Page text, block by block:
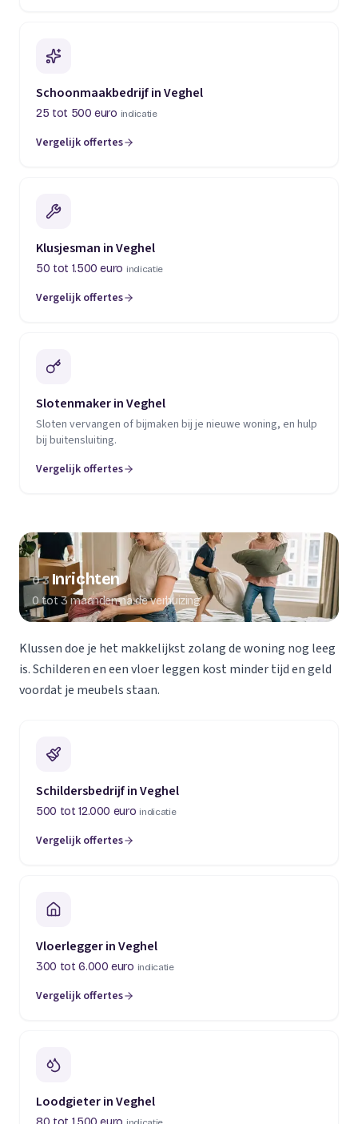
Schoonmaakbedrijf in Veghel
25 tot 500 euro indicatie
Vergelijk offertes
Klusjesman in Veghel
50 tot 1.500 euro indicatie
Vergelijk offertes
Slotenmaker in Veghel
Sloten vervangen of bijmaken bij je nieuwe woning, en hulp
bij buitensluiting.
Vergelijk offertes
03 Inrichten
0 tot 3 maanden na de verhuizing
Klussen doe je het makkelijkst zolang de woning nog leeg
is. Schilderen en een vloer leggen kost minder tijd en geld
voordat je meubels staan.
Schildersbedrijf in Veghel
500 tot 12.000 euro indicatie
Vergelijk offertes
Vloerlegger in Veghel
300 tot 6.000 euro indicatie
Vergelijk offertes
Loodgieter in Veghel